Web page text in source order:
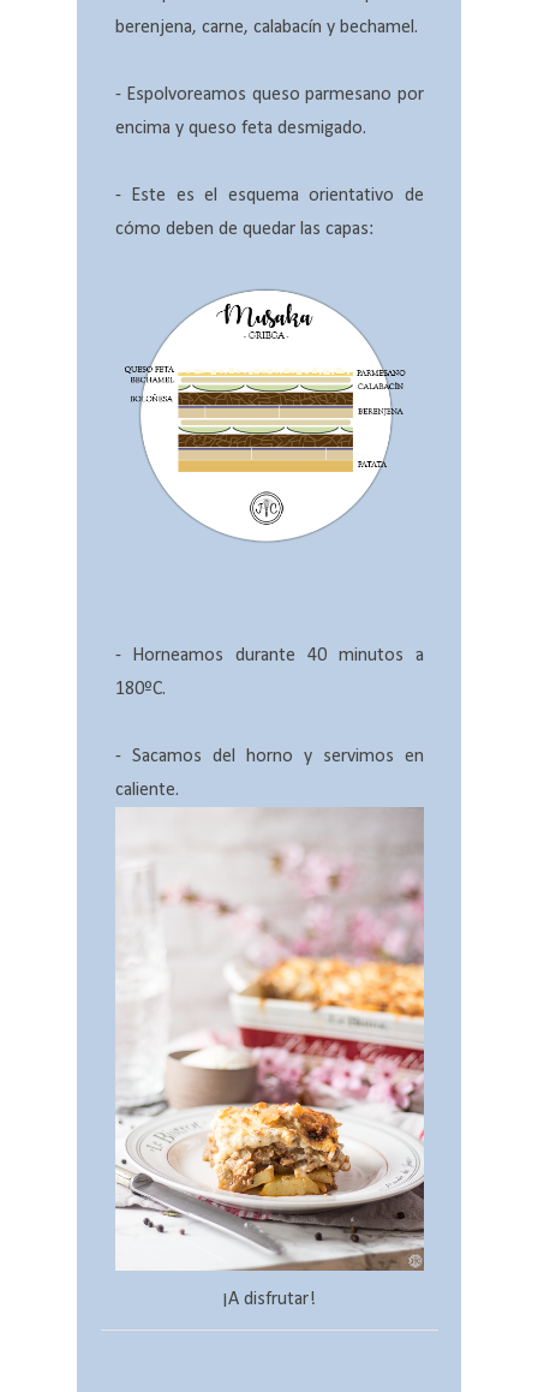
berenjena, carne, calabacín y bechamel.
- Espolvoreamos queso parmesano por
encima y queso feta desmigado.
- Este es el esquema orientativo de
cómo deben de quedar las capas:
- Horneamos durante 40 minutos a
180ºC.
- Sacamos del horno y servimos en
caliente.
¡A disfrutar!